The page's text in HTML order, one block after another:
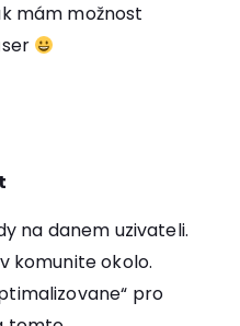
mám možnost
na danem uzivateli.
komunite okolo.
pro